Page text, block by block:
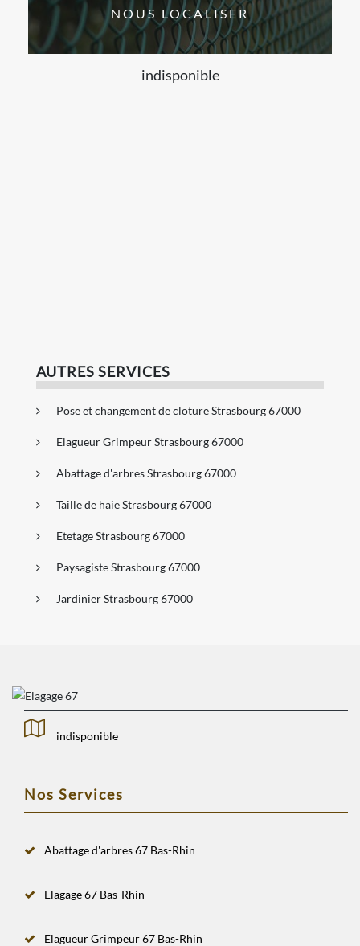
NOUS LOCALISER
indisponible
AUTRES SERVICES
Pose et changement de cloture Strasbourg 67000
Elagueur Grimpeur Strasbourg 67000
Abattage d'arbres Strasbourg 67000
Taille de haie Strasbourg 67000
Etetage Strasbourg 67000
Paysagiste Strasbourg 67000
Jardinier Strasbourg 67000
indisponible
Nos Services
Abattage d'arbres 67 Bas-Rhin
Elagage 67 Bas-Rhin
Elagueur Grimpeur 67 Bas-Rhin